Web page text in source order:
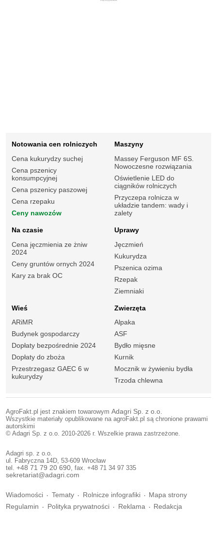
Notowania cen rolniczych
Cena kukurydzy suchej
Cena pszenicy
konsumpcyjnej
Cena pszenicy paszowej
Cena rzepaku
Ceny nawozów
Maszyny
Massey Ferguson MF 6S.
Nowoczesne rozwiązania
Oświetlenie LED do
ciągników rolniczych
Przyczepa rolnicza w
układzie tandem: wady i
zalety
Na czasie
Cena jęczmienia ze żniw
2024
Ceny gruntów ornych 2024
Kary za brak OC
Uprawy
Jęczmień
Kukurydza
Pszenica ozima
Rzepak
Ziemniaki
Wieś
ARiMR
Budynek gospodarczy
Dopłaty bezpośrednie 2024
Dopłaty do zboża
Przestrzegasz GAEC 6 w
kukurydzy
Zwierzęta
Alpaka
ASF
Bydło mięsne
Kurnik
Mocznik w żywieniu bydła
Trzoda chlewna
AgroFakt.pl jest znakiem towarowym Adagri Sp. z o.o.
Wszystkie materiały opublikowane na agroFakt.pl są chronione prawami
autorskimi
© Adagri Sp. z o.o. 2010-2026 r. Wszelkie prawa zastrzeżone.
Adagri sp. z o.o.
ul. Fabryczna 14D, 53-609 Wrocław
tel. +48 71 79 20 690 , fax. +48 71 34 97 335
sekretariat@adagri.com
Wiadomości Tematy Rolnicze infografiki
Mapa strony
Regulamin
Polityka prywatności Reklama Redakcja